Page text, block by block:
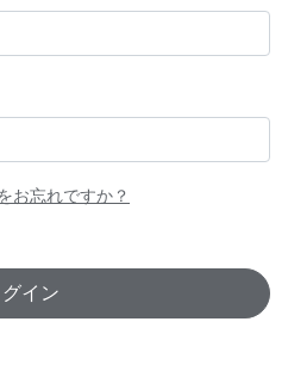
お忘れですか？
グイン